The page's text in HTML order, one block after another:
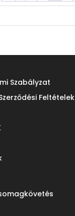
Szabályzat
Feltételek